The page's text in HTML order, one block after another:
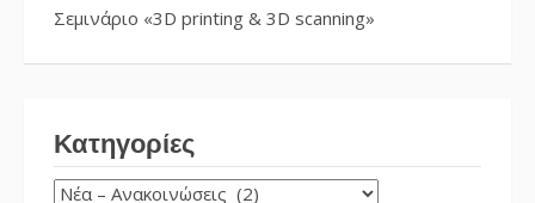
Σεμινάριο «3D printing & 3D scanning»
Κατηγορίες
ΚΑΤΗΓΟΡΊΕΣ